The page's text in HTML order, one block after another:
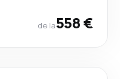
de la558 €